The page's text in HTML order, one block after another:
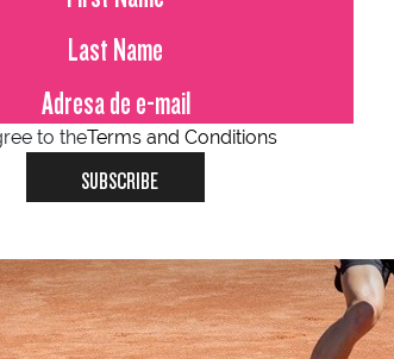
to theTerms and Conditions
SUBSCRIBE